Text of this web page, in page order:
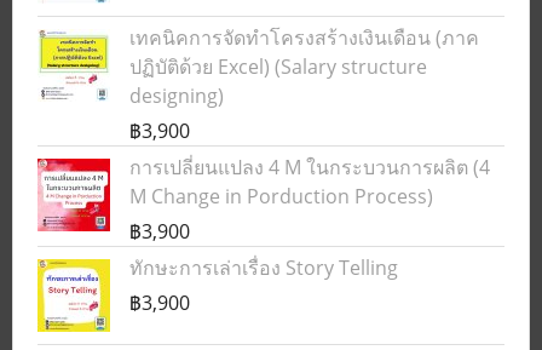
เทคนิคการจัดทำโครงสร้างเงินเดือน (ภาค
ปฏิบัติด้วย Excel) (Salary structure
designing)
฿3,900
การเปลี่ยนแปลง 4 M ในกระบวนการผลิต (4
M Change in Porduction Process)
฿3,900
ทักษะการเล่าเรื่อง Story Telling
฿3,900